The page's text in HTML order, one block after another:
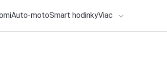
Auto-motoSmart hodinkyViac